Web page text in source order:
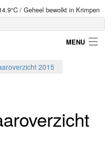
/ Geheel bewolkt in Krimpen
MENU
2015